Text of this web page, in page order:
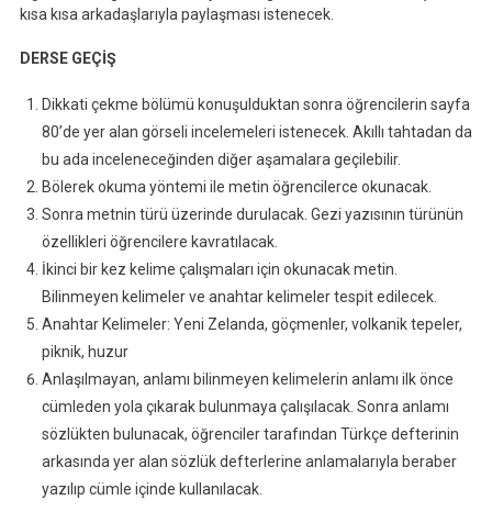
kısa kısa arkadaşlarıyla paylaşması istenecek.
DERSE GEÇİŞ
Dikkati çekme bölümü konuşulduktan sonra öğrencilerin sayfa
80’de yer alan görseli incelemeleri istenecek. Akıllı tahtadan da
bu ada inceleneceğinden diğer aşamalara geçilebilir.
Bölerek okuma yöntemi ile metin öğrencilerce okunacak.
Sonra metnin türü üzerinde durulacak. Gezi yazısının türünün
özellikleri öğrencilere kavratılacak.
İkinci bir kez kelime çalışmaları için okunacak metin.
Bilinmeyen kelimeler ve anahtar kelimeler tespit edilecek.
Anahtar Kelimeler: Yeni Zelanda, göçmenler, volkanik tepeler,
piknik, huzur
Anlaşılmayan, anlamı bilinmeyen kelimelerin anlamı ilk önce
cümleden yola çıkarak bulunmaya çalışılacak. Sonra anlamı
sözlükten bulunacak, öğrenciler tarafından Türkçe defterinin
arkasında yer alan sözlük defterlerine anlamalarıyla beraber
yazılıp cümle içinde kullanılacak.